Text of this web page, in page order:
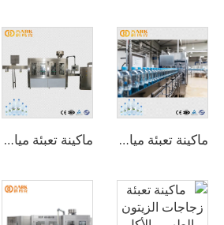
ماكينة تعبئة مياه دوارة 3 في 1 بسعة 2000 زجاجة بالساعة (CGF8-8-3) ماكينة تعبئة مياه شرب أوتوماتيكية بسعة 8000 زجاجة بالساعة (CGF16-16-5)